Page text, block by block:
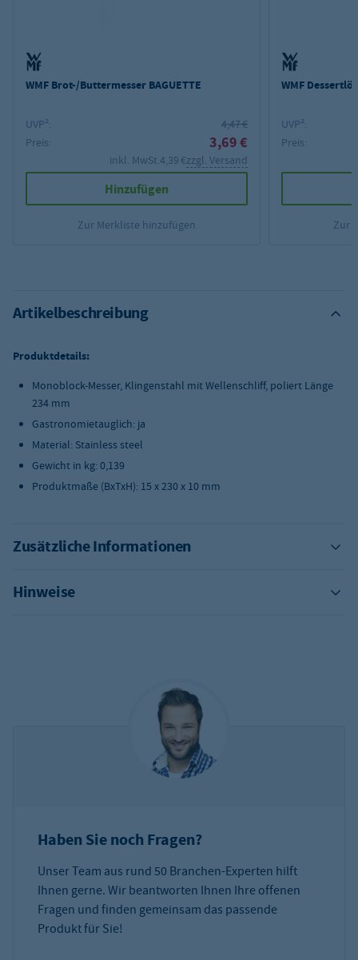
WMF Brot-/Buttermesser BAGUETTE
UVP²:
4,47 €
Preis:
3,69 €
inkl. MwSt.4,39 €zzgl. Versand
Hinzufügen
Zur Merkliste hinzufügen
WMF
UVP²:
Preis:
Zur
Artikelbeschreibung
Produktdetails:
Monoblock-Messer, Klingenstahl mit Wellenschliff, poliert Länge
234 mm
Gastronomietauglich: ja
Material: Stainless steel
Gewicht in kg: 0,139
Produktmaße (BxTxH): 15 x 230 x 10 mm
Zusätzliche Informationen
Hinweise
Haben Sie noch Fragen?
Unser Team aus rund 50 Branchen-Experten hilft
Ihnen gerne. Wir beantworten Ihnen Ihre offenen
Fragen und finden gemeinsam das passende
Produkt für Sie!